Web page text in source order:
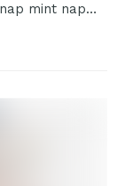
mint nap